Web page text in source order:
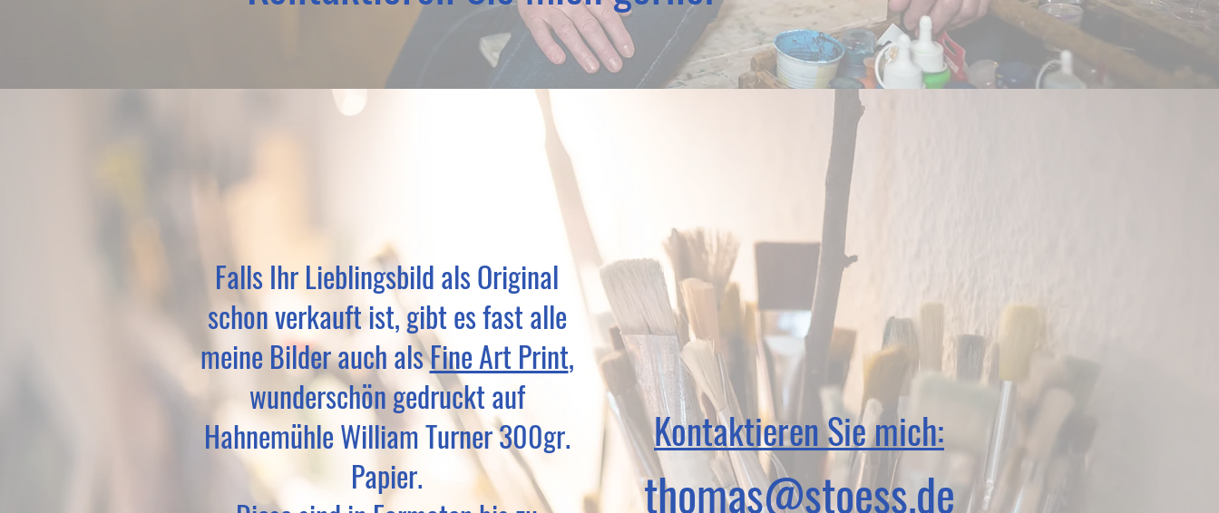
Falls Ihr Lieblingsbild als Original
schon verkauft ist, gibt es fast alle
meine Bilder auch alsFine Art Print,
wunderschön gedruckt auf
Hahnemühle William Turner 300gr.
Papier.
Kontaktieren Sie mich:
thomas@stoess.de